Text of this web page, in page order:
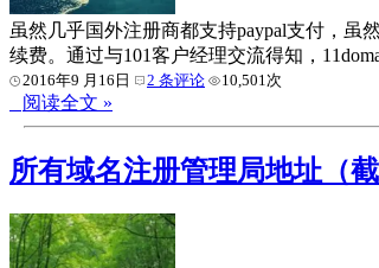
虽然几乎国外注册商都支持paypal支付，虽
续费。通过与101客户经理交流得知，
2016年9 月16日 2 条评论 10,501次
阅读全文 »
所有域名注册管理局地址（截